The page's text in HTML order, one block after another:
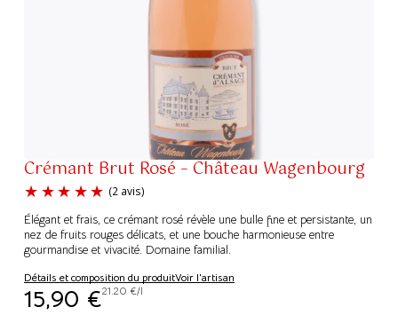
Crémant Brut Rosé – Château Wagenbourg
(2 avis)
Élégant et frais, ce crémant rosé révèle une bulle fine et persistante, un
nez de fruits rouges délicats, et une bouche harmonieuse entre
gourmandise et vivacité. Domaine familial.
Détails et composition du produitVoir l'artisan
15,90 €21.20 €/l